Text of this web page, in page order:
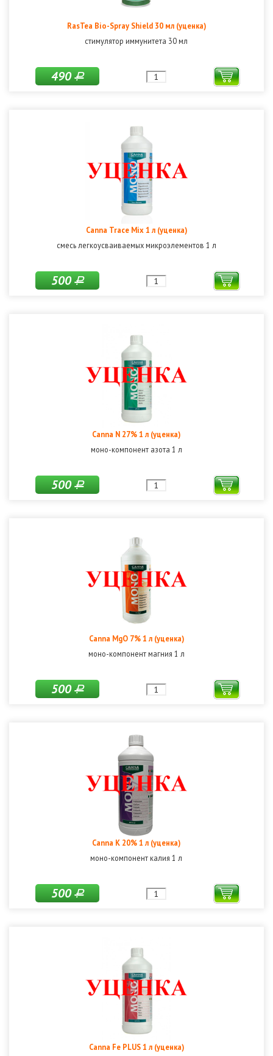
RasTea Bio-Spray Shield 30 мл (уценка)
стимулятор иммунитета 30 мл
490Р
Canna Trace Mix 1 л (уценка)
смесь легкоусваиваемых микроэлементов 1 л
500Р
Canna N 27% 1 л (уценка)
моно-компонент азота 1 л
500Р
Canna MgO 7% 1 л (уценка)
моно-компонент магния 1 л
500Р
Canna K 20% 1 л (уценка)
моно-компонент калия 1 л
500Р
Canna Fe PLUS 1 л (уценка)